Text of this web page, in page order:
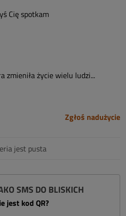
Cię spotkam
zmieniła życie wielu ludzi...
Zgłoś nadużycie
jest pusta
SMS DO BLISKICH
jest kod QR?